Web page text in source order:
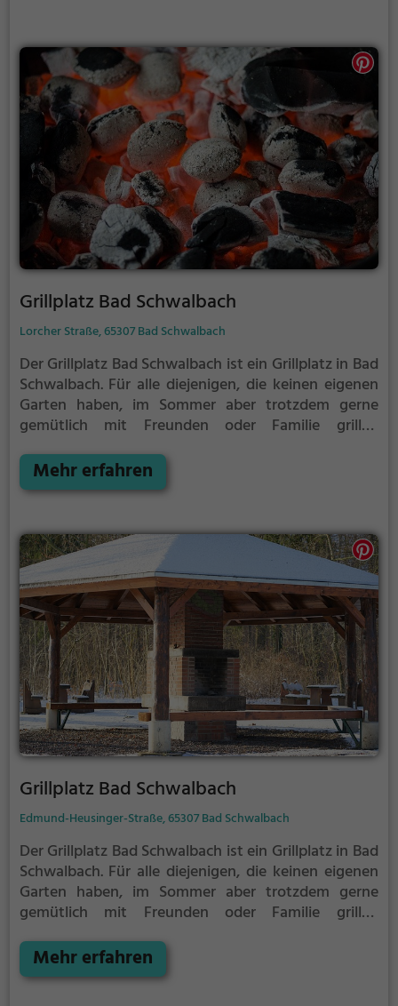
Grillplatz Bad Schwalbach
Lorcher Straße, 65307 Bad Schwalbach
Der Grillplatz Bad Schwalbach ist ein Grillplatz in Bad
Schwalbach. Für alle diejenigen, die keinen eigenen
Garten haben, im Sommer aber trotzdem gerne
gemütlich mit Freunden oder Familie grillen
Lösung.
Mehr erfahren
Grillplatz Bad Schwalbach
Edmund-Heusinger-Straße, 65307 Bad Schwalbach
Der Grillplatz Bad Schwalbach ist ein Grillplatz in Bad
Schwalbach. Für alle diejenigen, die keinen eigenen
Garten haben, im Sommer aber trotzdem gerne
gemütlich mit Freunden oder Familie grillen
Lösung.
Mehr erfahren